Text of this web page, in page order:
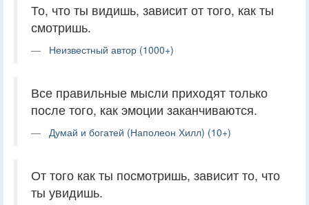
То, что ты видишь, зависит от того, как ты
смотришь.
Неизвестный автор (1000+)
Все правильные мысли приходят только
после того, как эмоции заканчиваются.
Думай и богатей (Наполеон Хилл) (10+)
От того как ты посмотришь, зависит то, что
ты увидишь.